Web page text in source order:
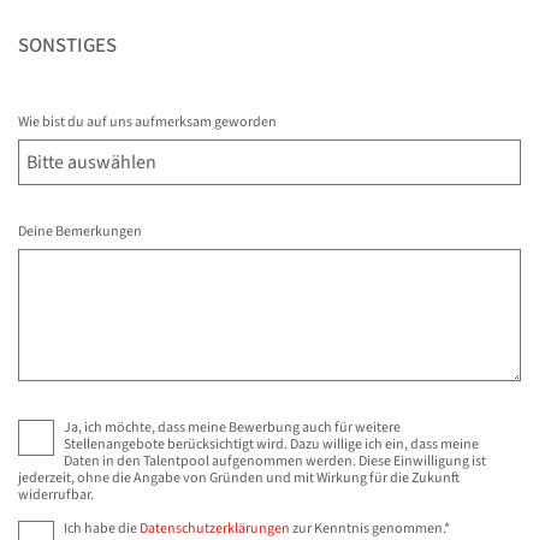
SONSTIGES
Wie bist du auf uns aufmerksam geworden
Deine Bemerkungen
Ja, ich möchte, dass meine Bewerbung auch für weitere
Stellenangebote berücksichtigt wird. Dazu willige ich ein, dass meine
Daten in den Talentpool aufgenommen werden. Diese Einwilligung ist
jederzeit, ohne die Angabe von Gründen und mit Wirkung für die Zukunft
widerrufbar.
Ich habe dieDatenschutzerklärungenzur Kenntnis genommen.*